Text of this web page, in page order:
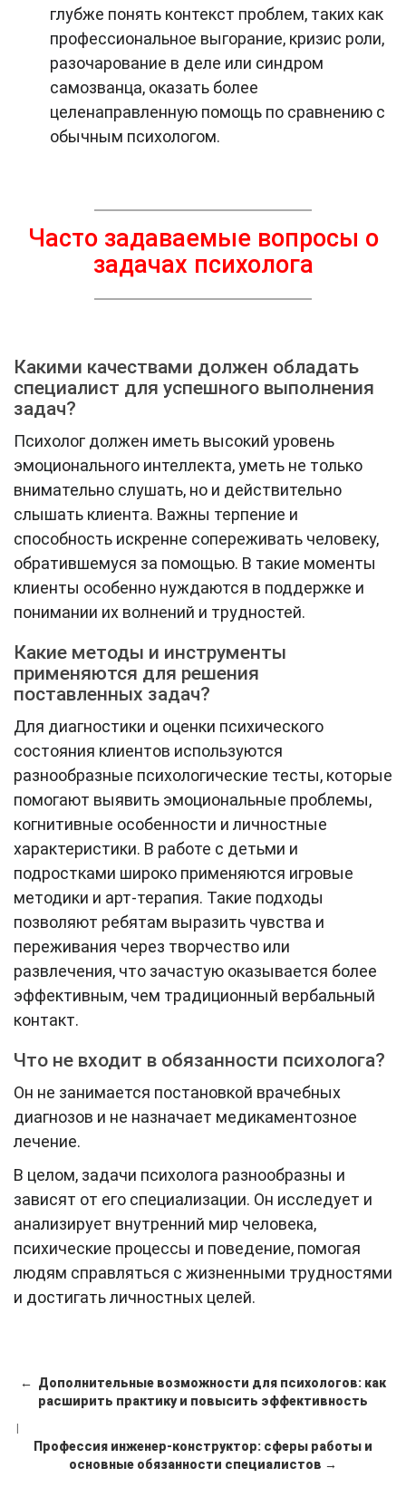
глубже понять контекст проблем, таких как
профессиональное выгорание, кризис роли,
разочарование в деле или синдром
самозванца, оказать более
целенаправленную помощь по сравнению с
обычным психологом.
Часто задаваемые вопросы о
задачах психолога
Какими качествами должен обладать
специалист для успешного выполнения
задач?
Психолог должен иметь высокий уровень
эмоционального интеллекта, уметь не только
внимательно слушать, но и действительно
слышать клиента. Важны терпение и
способность искренне сопереживать человеку,
обратившемуся за помощью. В такие моменты
клиенты особенно нуждаются в поддержке и
понимании их волнений и трудностей.
Какие методы и инструменты
применяются для решения
поставленных задач?
Для диагностики и оценки психического
состояния клиентов используются
разнообразные психологические тесты, которые
помогают выявить эмоциональные проблемы,
когнитивные особенности и личностные
характеристики. В работе с детьми и
подростками широко применяются игровые
методики и арт-терапия. Такие подходы
позволяют ребятам выразить чувства и
переживания через творчество или
развлечения, что зачастую оказывается более
эффективным, чем традиционный вербальный
контакт.
Что не входит в обязанности психолога?
Он не занимается постановкой врачебных
диагнозов и не назначает медикаментозное
лечение.
В целом, задачи психолога разнообразны и
зависят от его специализации. Он исследует и
анализирует внутренний мир человека,
психические процессы и поведение, помогая
людям справляться с жизненными трудностями
и достигать личностных целей.
← Дополнительные возможности для психологов: как
расширить практику и повысить эффективность
|
Профессия инженер-конструктор: сферы работы и
основные обязанности специалистов →